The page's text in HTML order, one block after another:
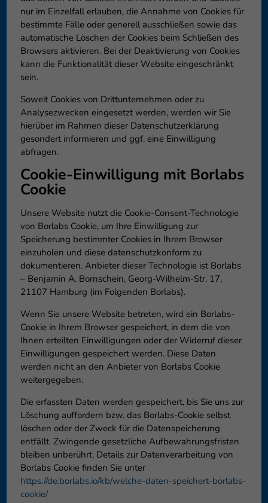
nur im Einzelfall erlauben, die Annahme von Cookies für
bestimmte Fälle oder generell ausschließen sowie das
automatische Löschen der Cookies beim Schließen des
Browsers aktivieren. Bei der Deaktivierung von Cookies
kann die Funktionalität dieser Website eingeschränkt
sein.
Soweit Cookies von Drittunternehmen oder zu
Analysezwecken eingesetzt werden, werden wir Sie
hierüber im Rahmen dieser Datenschutzerklärung
gesondert informieren und ggf. eine Einwilligung
abfragen.
Cookie-Einwilligung mit Borlabs
Cookie
Unsere Website nutzt die Cookie-Consent-Technologie
von Borlabs Cookie, um Ihre Einwilligung zur
Speicherung bestimmter Cookies in Ihrem Browser
einzuholen und diese datenschutzkonform zu
dokumentieren. Anbieter dieser Technologie ist Borlabs
– Benjamin A. Bornschein, Georg-Wilhelm-Str. 17,
21107 Hamburg (im Folgenden Borlabs).
Wenn Sie unsere Website betreten, wird ein Borlabs-
Cookie in Ihrem Browser gespeichert, in dem die von
Ihnen erteilten Einwilligungen oder der Widerruf dieser
Einwilligungen gespeichert werden. Diese Daten
werden nicht an den Anbieter von Borlabs Cookie
weitergegeben.
Die erfassten Daten werden gespeichert, bis Sie uns zur
Löschung auffordern bzw. das Borlabs-Cookie selbst
löschen oder der Zweck für die Datenspeicherung
entfällt. Zwingende gesetzliche Aufbewahrungsfristen
bleiben unberührt. Details zur Datenverarbeitung von
Borlabs Cookie finden Sie unter
https://de.borlabs.io/kb/welche-daten-speichert-borlabs-
cookie/